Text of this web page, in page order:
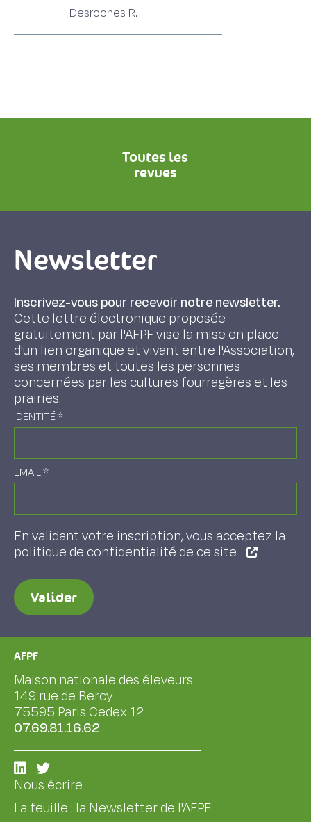
Desroches R.
Toutes les
revues
Newsletter
Inscrivez-vous pour recevoir notre newsletter.
Cette lettre électronique proposée
gratuitement par l'AFPF vise la mise en place
d'un lien organique et vivant entre l'Association,
ses membres et toutes les personnes
concernées par les cultures fourragères et les
prairies.
IDENTITÉ*
EMAIL*
En validant votre inscription, vous acceptez la
politique de confidentialité de ce site
Valider
AFPF
Maison nationale des éleveurs
149 rue de Bercy
75595 Paris Cedex 12
07.69.81.16.62
Nous écrire
La feuille : la Newsletter de l'AFPF